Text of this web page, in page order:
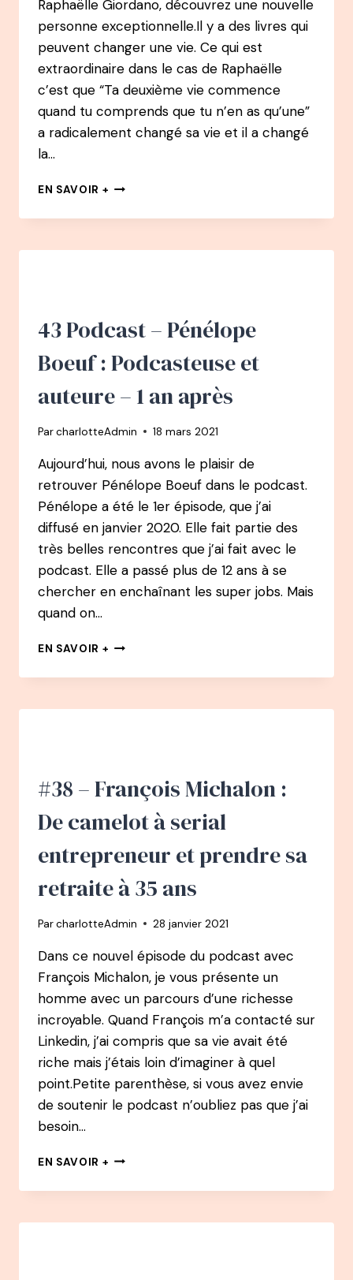
Raphaëlle Giordano, découvrez une nouvelle
personne exceptionnelle.Il y a des livres qui
peuvent changer une vie. Ce qui est
extraordinaire dans le cas de Raphaëlle
c’est que “Ta deuxième vie commence
quand tu comprends que tu n’en as qu’une”
a radicalement changé sa vie et il a changé
la…
EN SAVOIR + 50
:
GIORDANO
PHÉNOMÈNE
DÈS
1ER
43 Podcast – Pénélope
Boeuf : Podcasteuse et
auteure – 1 an après
ParcharlotteAdmin 18 mars 2021
Aujourd’hui, nous avons le plaisir de
retrouver Pénélope Boeuf dans le podcast.
Pénélope a été le 1er épisode, que j’ai
diffusé en janvier 2020. Elle fait partie des
très belles rencontres que j’ai fait avec le
podcast. Elle a passé plus de 12 ans à se
chercher en enchaînant les super jobs. Mais
quand on…
EN SAVOIR + 43
–
BOEUF
–
AN
#38 – François Michalon :
De camelot à serial
entrepreneur et prendre sa
retraite à 35 ans
ParcharlotteAdmin 28 janvier 2021
Dans ce nouvel épisode du podcast avec
François Michalon, je vous présente un
homme avec un parcours d’une richesse
incroyable. Quand François m’a contacté sur
Linkedin, j’ai compris que sa vie avait été
riche mais j’étais loin d’imaginer à quel
point.Petite parenthèse, si vous avez envie
de soutenir le podcast n’oubliez pas que j’ai
besoin…
EN SAVOIR + #38
FRANÇOIS
: